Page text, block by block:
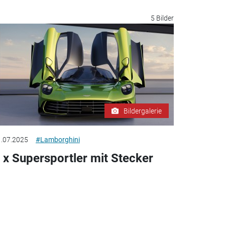
5 Bilder
Bildergalerie
#Lamborghini
x Supersportler mit Stecker